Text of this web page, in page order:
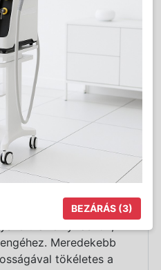
típusú
a kihullott
megmutatja,
van az akkumulátor,
szükség a töltésre:
Meredekebb
tökéletes a
BEZÁRÁS (2)